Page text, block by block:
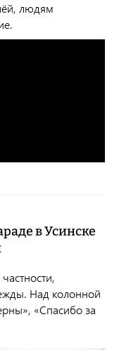
людям
в Усинске
Над колонной
«Спасибо за